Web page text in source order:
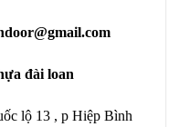
đài loan
lộ 13 , p Hiệp Bình